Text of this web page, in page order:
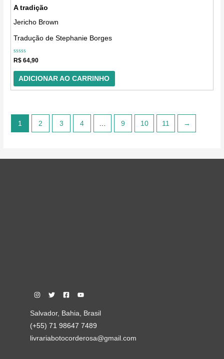
A tradição
Jericho Brown
Tradução de Stephanie Borges
Avaliação
de
R$ 64,90
ADICIONAR AO CARRINHO
1 2 3 4 9 10 11 →
Salvador, Bahia, Brasil
(+55) 71 98647 7489
livrariabotocorderosa@gmail.com